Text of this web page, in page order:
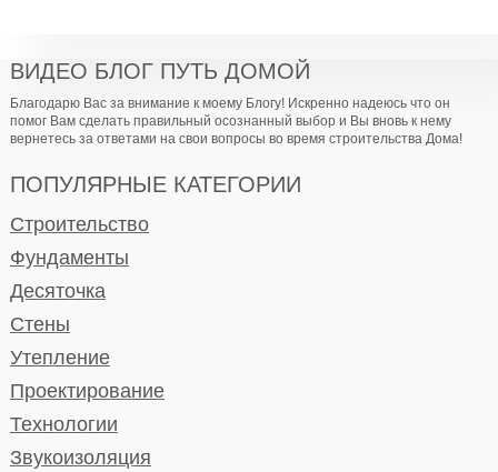
ВИДЕО БЛОГ ПУТЬ ДОМОЙ
Благодарю Вас за внимание к моему Блогу! Искренно надеюсь что он
помог Вам сделать правильный осознанный выбор и Вы вновь к нему
вернетесь за ответами на свои вопросы во время строительства Дома!
ПОПУЛЯРНЫЕ КАТЕГОРИИ
Строительство
Фундаменты
Десяточка
Стены
Утепление
Проектирование
Технологии
Звукоизоляция